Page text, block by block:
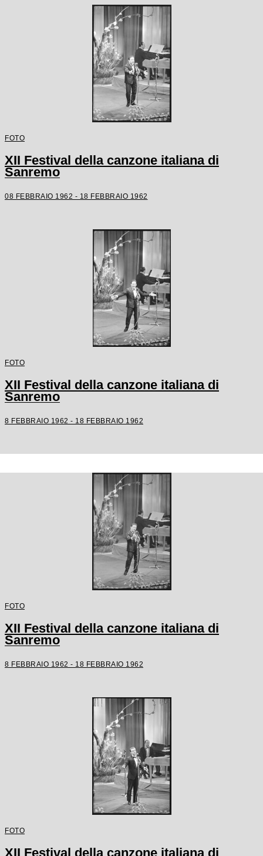
FOTO
XII Festival della canzone italiana di
Sanremo
08 FEBBRAIO 1962 - 18 FEBBRAIO 1962
FOTO
XII Festival della canzone italiana di
Sanremo
8 FEBBRAIO 1962 - 18 FEBBRAIO 1962
FOTO
XII Festival della canzone italiana di
Sanremo
8 FEBBRAIO 1962 - 18 FEBBRAIO 1962
FOTO
XII Festival della canzone italiana di